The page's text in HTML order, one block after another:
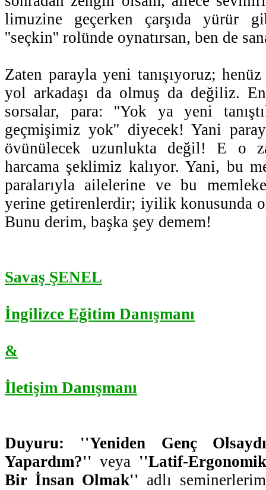
limuzine geçerken çarşıda yürür
''seçkin'' rolünde oynatırsan, ben de
Zaten parayla yeni tanışıyoruz;
yol arkadaşı da olmuş da değiliz.
sorsalar, para: ''Yok ya yeni
geçmişimiz yok'' diyecek! Yani
övünülecek uzunlukta değil! E o
harcama şeklimiz kalıyor. Yani, bu
paralarıyla ailelerine ve bu
yerine getirenlerdir; iyilik konusunda
Bunu derim, başka şey demem!
Savaş ŞENEL
İngilizce Eğitim Danışmanı
&
İletişim Danışmanı
Duyuru: ''Yeniden Genç
Yapardım?'' veya ''Latif-
Bir İnsan Olmak'' adlı